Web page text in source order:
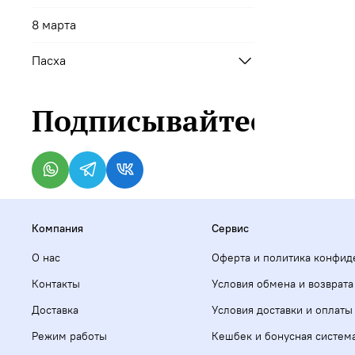
8 марта
Пасха
Подписывайтесь
Компания
О нас
Контакты
Доставка
Режим работы
Сервис
Оферта и политика
Условия обмена и возврата
Условия доставки и оплаты
Кешбек и бонусная